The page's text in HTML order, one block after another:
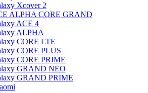
Xcover 2
ALPHA CORE GRAND
ACE 4
ALPHA
CORE LTE
CORE PLUS
CORE PRIME
GRAND NEO
GRAND PRIME